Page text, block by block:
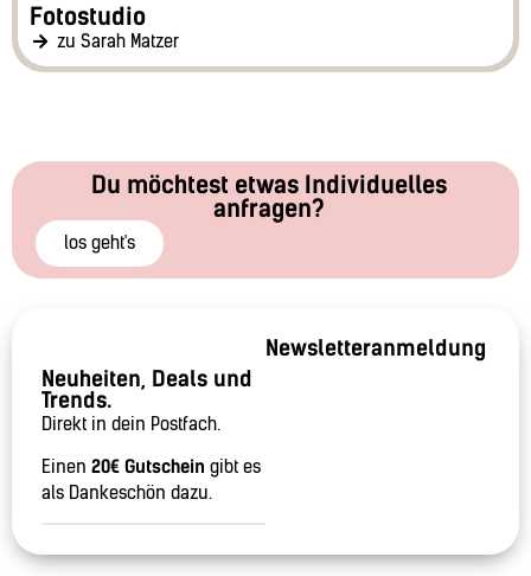
Fotostudio
zu Sarah Matzer
Du möchtest etwas Individuelles
anfragen?
los geht's
Neuheiten, Deals und
Trends.
Direkt in dein Postfach.
Einen 20€ Gutschein gibt es
als Dankeschön dazu.
Newsletteranmeldung